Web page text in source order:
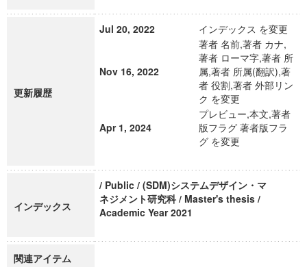
更新履歴
Jul 20, 2022 インデックス を変更
Nov 16, 2022
著者 名前,著者 カナ,
著者 ローマ字,著者 所
属,著者 所属(翻訳),著
者 役割,著者 外部リン
ク を変更
Apr 1, 2024
プレビュー,本文,著者
版フラグ 著者版フラ
グ を変更
インデックス
/ Public / (SDM)システムデザイン・マ
ネジメント研究科 / Master's thesis /
Academic Year 2021
関連アイテム